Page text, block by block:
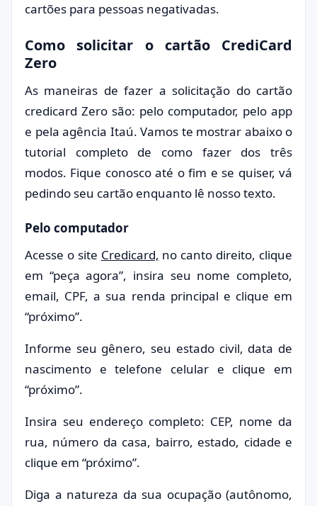
cartões para pessoas negativadas.
Como solicitar o cartão CrediCard
Zero
As maneiras de fazer a solicitação do cartão
credicard Zero são: pelo computador, pelo app
e pela agência Itaú. Vamos te mostrar abaixo o
tutorial completo de como fazer dos três
modos. Fique conosco até o fim e se quiser, vá
pedindo seu cartão enquanto lê nosso texto.
Pelo computador
Acesse o site Credicard, no canto direito, clique
em “peça agora”, insira seu nome completo,
email, CPF, a sua renda principal e clique em
“próximo”.
Informe seu gênero, seu estado civil, data de
nascimento e telefone celular e clique em
“próximo”.
Insira seu endereço completo: CEP, nome da
rua, número da casa, bairro, estado, cidade e
clique em “próximo”.
Diga a natureza da sua ocupação (autônomo,